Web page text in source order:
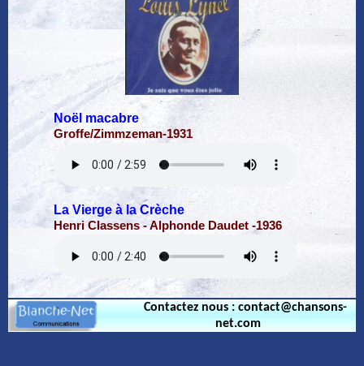
Noël macabre
Groffe/Zimmzeman-1931
La Vierge à la Crèche
Henri Classens - Alphonde Daudet -1936
Contactez nous : contact@chansons-
net.com